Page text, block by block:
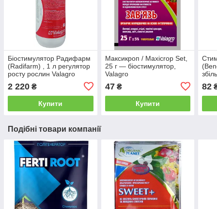
Біостимулятор Радифарм
(Radifarm) , 1 л регулятор
росту рослин Valagro
2 220 ₴
Купити
Максикроп / Maxicrop Set,
25 г — біостимулятор,
Valagro
47₴
Купити
82
Подібні товари компанії